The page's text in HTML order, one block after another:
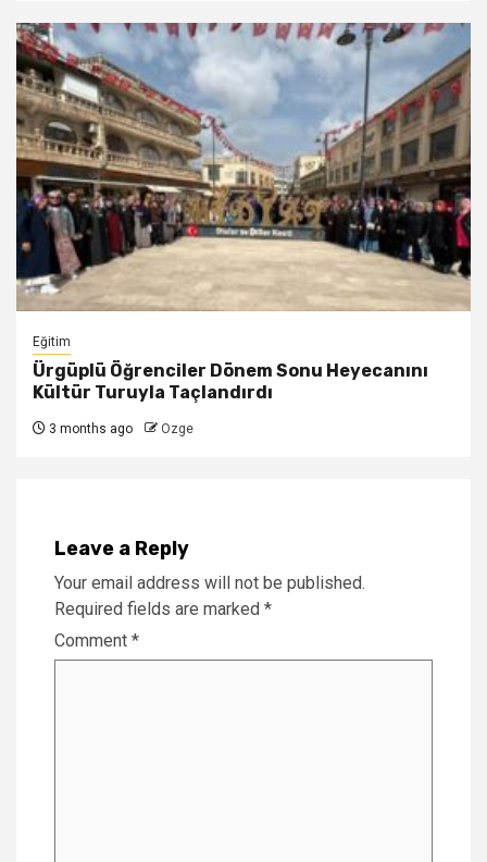
Eğitim
Ürgüplü Öğrenciler Dönem Sonu Heyecanını
Kültür Turuyla Taçlandırdı
3 months ago Ozge
Leave a Reply
Your email address will not be published.
Required fields are marked *
Comment *